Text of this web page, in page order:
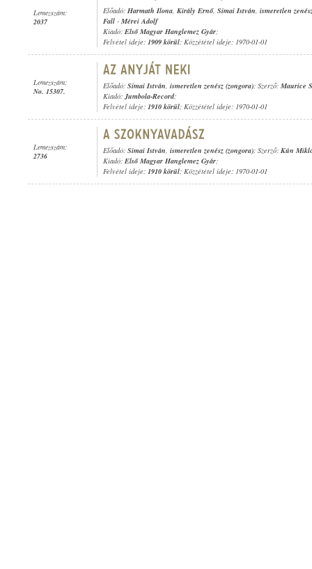
Lemezszám:
2037
Előadó: Harmath Ilona, Király Ernő, Simai István, ismeretlen
Fall - Mérei Adolf
Kiadó: Első Magyar Hanglemez Gyár;
Felvétel ideje: 1909 körül; Közzététel ideje: 1970-01-01
Lemezszám:
No. 15307.
Előadó: Simai István, ismeretlen zenész (zongora); Szerző: Maurice
Kiadó:Jumbola-Record;
Felvétel ideje: 1910 körül; Közzététel ideje: 1970-01-01
Lemezszám:
2736
Előadó: Simai István, ismeretlen zenész (zongora); Szerző: Kún
Kiadó: Első Magyar Hanglemez Gyár;
Felvétel ideje: 1910 körül; Közzététel ideje: 1970-01-01